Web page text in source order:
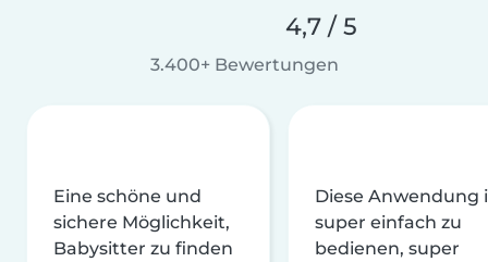
4,7 / 5
3.400+ Bewertungen
Eine schöne und
sichere Möglichkeit,
Babysitter zu finden
Diese Anwendung
super einfach zu
bedienen, super